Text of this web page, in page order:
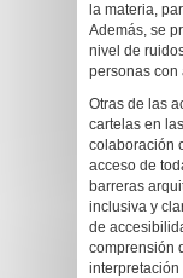
la materia,
Además, se
nivel de
personas con
Otras de las
cartelas en
colaboración
acceso de
barreras
inclusiva y
de
comprensión
interpretación